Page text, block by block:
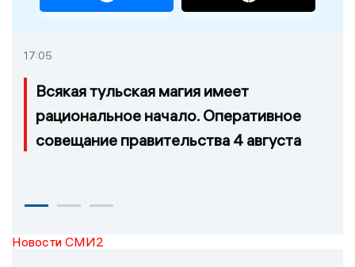
17:05
Всякая тульская магия имеет
рациональное начало. Оперативное
совещание правительства 4 августа
Новости СМИ2